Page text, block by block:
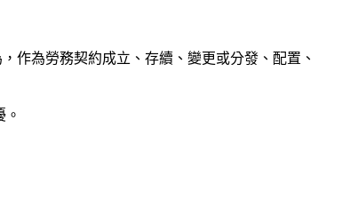
作為勞務契約成立、存續、變更或分發、配置、